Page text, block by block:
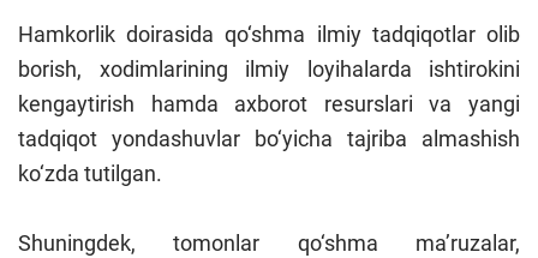
Hamkorlik doirasida qo‘shma ilmiy tadqiqotlar olib
borish, xodimlarining ilmiy loyihalarda ishtirokini
kengaytirish hamda axborot resurslari va yangi
tadqiqot yondashuvlar bo‘yicha tajriba almashish
ko‘zda tutilgan.
Shuningdek, tomonlar qo‘shma ma’ruzalar,